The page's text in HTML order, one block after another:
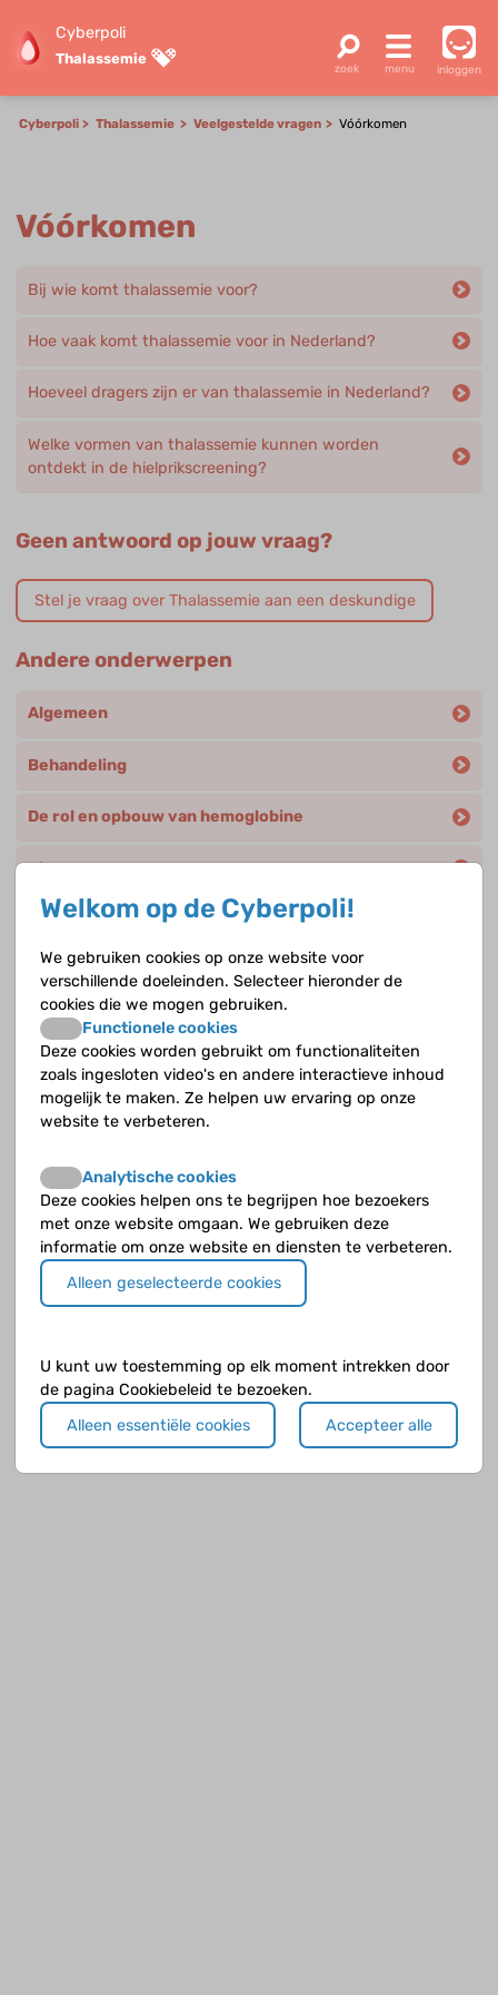
Cyberpoli
Thalassemie
inloggen
Cyberpoli Thalassemie Veelgestelde vragen Vóórkomen
Vóórkomen
Bij wie komt thalassemie voor?
Hoe vaak komt thalassemie voor in Nederland?
Hoeveel dragers zijn er van thalassemie in Nederland?
Welke vormen van thalassemie kunnen worden
ontdekt in de hielprikscreening?
Geen antwoord op jouw vraag?
Stel je vraag over Thalassemie aan een deskundige
Andere onderwerpen
Algemeen
Behandeling
De rol en opbouw van hemoglobine
Diagnose
Erfelijkheid
Genezing
Klachten
Preventie van infecties
Toekomst
Verloop
Vóórkomen
Welkom op de Cyberpoli!
We gebruiken cookies op onze website voor
verschillende doeleinden. Selecteer hieronder de
cookies die we mogen gebruiken.
Functionele cookies
Deze cookies worden gebruikt om functionaliteiten
zoals ingesloten video's en andere interactieve inhoud
mogelijk te maken. Ze helpen uw ervaring op onze
website te verbeteren.
Analytische cookies
Deze cookies helpen ons te begrijpen hoe bezoekers
met onze website omgaan. We gebruiken deze
informatie om onze website en diensten te verbeteren.
Alleen geselecteerde cookies
U kunt uw toestemming op elk moment intrekken door
de pagina Cookiebeleid te bezoeken.
Alleen essentiële cookies
Accepteer alle